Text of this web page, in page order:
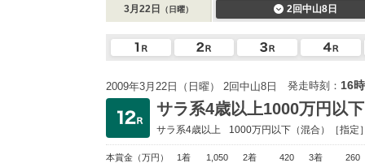
3月22日 （日曜） 2回中山8日
2009年3月22日（日曜） 2回中山8日 発走時刻： 16
サラ系4歳以上1000万円以下
サラ系4歳以上 1000万円以下 （混合）［指定
本賞金 （万円） 1着 1,050 2着 420 3着 260